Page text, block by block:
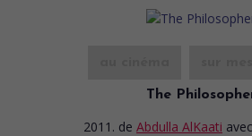
The
2011. de Abdulla AlKaati avec